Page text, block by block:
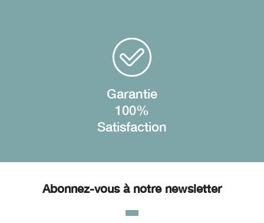
Garantie
100%
Satisfaction
Abonnez-vous à notre newsletter